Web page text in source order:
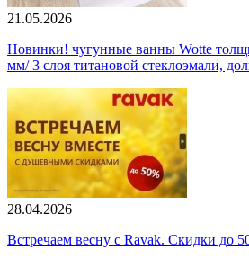
21.05.2026
Новинки! чугунные ванны Wotte
мм/ 3 слоя титановой стеклоэмали,
28.04.2026
Встречаем весну с Ravak. Скидки до